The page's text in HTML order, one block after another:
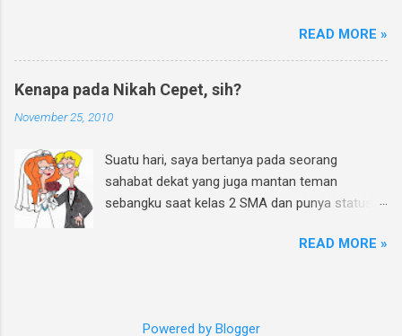
#JalanMenujuCintaMu novel @rheinfathia yuk,
@[nama teman1] @[nama teman2] Info
www.rheinfathia.com " Boleh nge-twit berkali-
Facebook kamu, sertakan link
www.rheinfathia.com, dan tag temanmu.
Posting link f...
READ MORE »
Kenapa pada Nikah Cepet, sih?
November 25, 2010
Suatu hari, saya bertanya pada seorang
sahabat dekat yang juga mantan teman
sebangku saat kelas 2 SMA dan punya status
SMP dan SMA memang banyak yang sudah
Pet... *ia menunduk berwajah sendu. Dan sekilas
READ MORE »
Powered by Blogger